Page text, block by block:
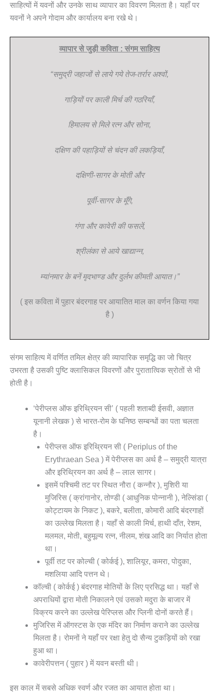
साहित्यों में यवनों और उनके साथ व्यापार का विवरण मिलता है। यहाँ पर
यवनों ने अपने गोदाम और कार्यालय बना रखे थे।
व्यापार से जुड़ी कविता : संगम साहित्य
“समुद्री जहाजों से लाये गये तेज-तर्रार अश्वों,
गाड़ियों पर काली मिर्च की गठरियाँ,
हिमालय से मिले रत्न और सोना,
दक्षिण की पहाड़ियों से चंदन की लकड़ियाँ,
दक्षिणी-सागर के मोती और
पूर्वी-सागर के मूँगे,
गंगा और कावेरी की फसलें,
श्रीलंका से आये खाद्यान्न,
म्यांनमार के बनें मृदभाण्ड और दुर्लभ कीमती आयात।”
( इस कविता में पुहार बंदरगाह पर आयातित माल का वर्णन किया गया
है )
संगम साहित्य में वर्णित तमिल क्षेत्र की व्यापारिक समृद्धि का जो चित्र
उभरता है उसकी पुष्टि क्लासिकल विवरणों और पुरातात्विक स्रोतों से भी
होती है।
‘पेरीप्लस ऑफ इरिथ्रियन सी’ ( पहली शताब्दी ईसवी, अज्ञात
यूनानी लेखक ) से भारत-रोम के घनिष्ठ सम्बन्धों का पता चलता
है।
पेरीप्लस ऑफ इरिथ्रियन सी ( Periplus of the
Erythraean Sea ) में पेरीप्लस का अर्थ है – समुद्री यात्रा
और इरिथ्रियन का अर्थ है – लाल सागर।
इसमें पश्चिमी तट पर स्थित नौरा ( कन्नौर ), मुशिरी या
मुजिरिस ( क्रांगानोर, तोण्डी ( आधुनिक पोन्नानी ), नेल्सिंडा (
कोट्टायम के निकट ), बकरे, बलीता, कोमारी आदि बंदरगाहों
का उल्लेख मिलता है। यहाँ से काली मिर्च, हाथी दाँत, रेशम,
मलमल, मोती, बहुमूल्य रत्न, नीलम, शंख आदि का निर्यात होता
था।
पूर्वी तट पर कोल्ची ( कोर्कई ), शालियूर, कमरा, पोदुका,
मशलिया आदि पत्तन थे।
कॉल्ची ( कोर्कई ) बंदरगाह मोतियों के लिए प्रसिद्ध था। यहाँ से
अपराधियों द्वारा मोती निकालने एवं उसको मदुरा के बाजार में
विक्रय करने का उल्लेख पेरिप्लस और प्लिनी दोनों करते हैं।
मुजिरिस में ऑगस्टस के एक मंदिर का निर्माण कराने का उल्लेख
मिलता है। रोमनों ने यहाँ पर रक्षा हेतु दो सैन्य टुकड़ियों को रखा
हुआ था।
कावेरीपत्तन ( पुहार ) में यवन बस्ती थी।
इस काल में सबसे अधिक स्वर्ण और रजत का आयात होता था।